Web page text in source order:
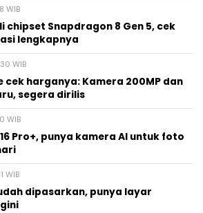
WIB
chipset Snapdragon 8 Gen 5, cek
lengkapnya
WIB
cek harganya: Kamera 200MP dan
segera dirilis
WIB
Pro+, punya kamera AI untuk foto
WIB
dipasarkan, punya layar